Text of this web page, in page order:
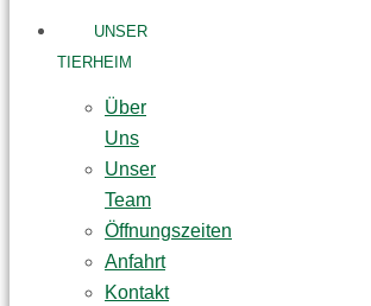
UNSER
TIERHEIM
Über
Uns
Unser
Team
Öffnungszeiten
Anfahrt
Kontakt